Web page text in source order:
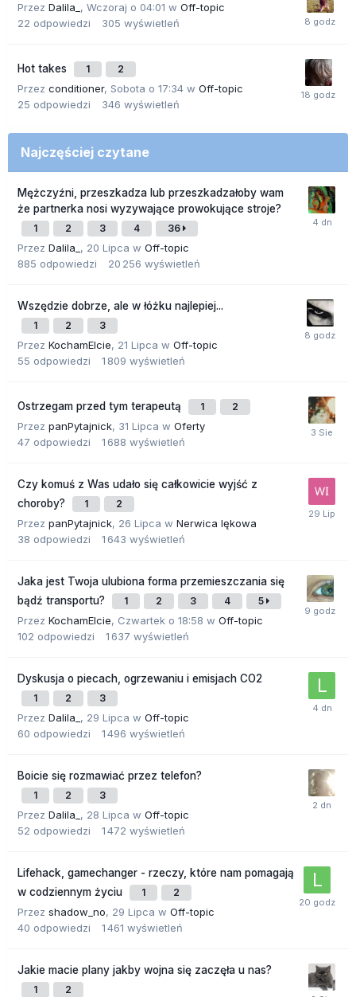
Przez Dalila_ , Wczoraj o 04:01 w Off-topic
22 odpowiedzi 305 wyświetleń
Hot takes 1 2
Przez conditioner, Sobota o 17:34 w Off-topic
25 odpowiedzi 346 wyświetleń
Najczęściej czytane
Mężczyźni, przeszkadza lub przeszkadzałoby wam
że partnerka nosi wyzywające prowokujące stroje?
1 2 3 4 36
Przez Dalila_ , 20 Lipca w Off-topic
885 odpowiedzi 20 256 wyświetleń
Wszędzie dobrze, ale w łóżku najlepiej...
1 2 3
Przez KochamElcie, 21 Lipca w Off-topic
55 odpowiedzi 1 809 wyświetleń
Ostrzegam przed tym terapeutą 1 2
Przez panPytajnick, 31 Lipca w Oferty
47 odpowiedzi 1 688 wyświetleń
Czy komuś z Was udało się całkowicie wyjść z
choroby?
1 2
Przez panPytajnick, 26 Lipca w Nerwica lękowa
38 odpowiedzi 1 643 wyświetleń
Jaka jest Twoja ulubiona forma przemieszczania się
bądź transportu?
1 2 3 4 5
Przez KochamElcie, Czwartek o 18:58 w Off-topic
102 odpowiedzi 1 637 wyświetleń
Dyskusja o piecach, ogrzewaniu i emisjach CO2
1 2 3
Przez Dalila_ , 29 Lipca w Off-topic
60 odpowiedzi 1 496 wyświetleń
Boicie się rozmawiać przez telefon?
1 2 3
Przez Dalila_ , 28 Lipca w Off-topic
52 odpowiedzi 1 472 wyświetleń
Lifehack, gamechanger - rzeczy, które nam pomagają
w codziennym życiu
1 2
Przez shadow_no, 29 Lipca w Off-topic
40 odpowiedzi 1 461 wyświetleń
Jakie macie plany jakby wojna się zaczęła u nas?
1 2